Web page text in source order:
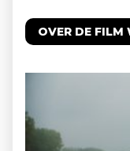
OVER DE